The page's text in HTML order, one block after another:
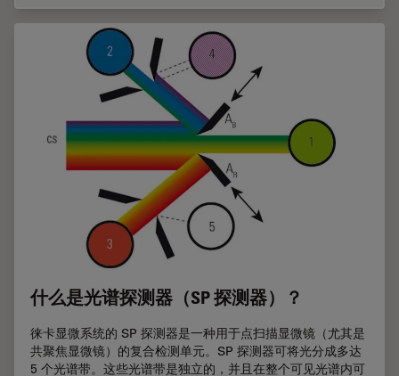
什么是光谱探测器（SP 探测器）？
徕卡显微系统的 SP 探测器是一种用于点扫描显微镜（尤其是
共聚焦显微镜）的复合检测单元。SP 探测器可将光分成多达
5 个光谱带。这些光谱带是独立的，并且在整个可见光谱内可